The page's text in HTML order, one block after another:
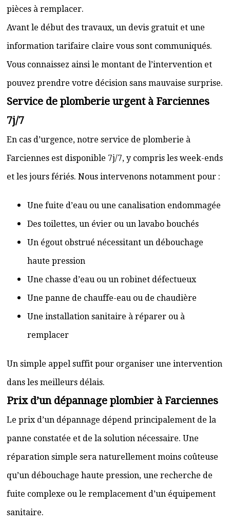
pièces à remplacer.
Avant le début des travaux, un devis gratuit et une
information tarifaire claire vous sont communiqués.
Vous connaissez ainsi le montant de l’intervention et
pouvez prendre votre décision sans mauvaise surprise.
Service de plomberie urgent à Farciennes
7j/7
En cas d’urgence, notre service de plomberie à
Farciennes est disponible 7j/7, y compris les week-ends
et les jours fériés. Nous intervenons notamment pour :
Une fuite d’eau ou une canalisation endommagée
Des toilettes, un évier ou un lavabo bouchés
Un égout obstrué nécessitant un débouchage
haute pression
Une chasse d’eau ou un robinet défectueux
Une panne de chauffe-eau ou de chaudière
Une installation sanitaire à réparer ou à
remplacer
Un simple appel suffit pour organiser une intervention
dans les meilleurs délais.
Prix d’un dépannage plombier à Farciennes
Le prix d’un dépannage dépend principalement de la
panne constatée et de la solution nécessaire. Une
réparation simple sera naturellement moins coûteuse
qu’un débouchage haute pression, une recherche de
fuite complexe ou le remplacement d’un équipement
sanitaire.